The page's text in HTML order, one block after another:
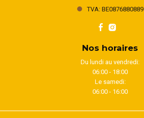
TVA: BE0876880889
Nos horaires
Du lundi au vendredi:
06:00 - 18:00
Le samedi:
06:00 - 16:00